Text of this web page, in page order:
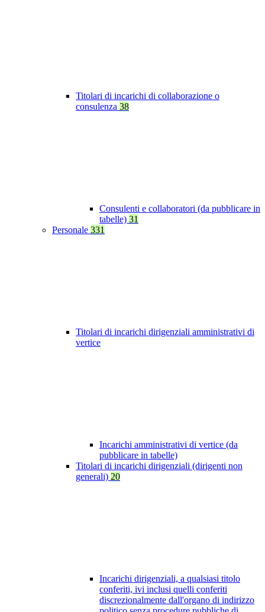
Titolari di incarichi di collaborazione o
consulenza 38
Consulenti e collaboratori (da pubblicare in
tabelle) 31
Personale 331
Titolari di incarichi dirigenziali amministrativi di
vertice
Incarichi amministrativi di vertice (da
pubblicare in tabelle)
Titolari di incarichi dirigenziali (dirigenti non
generali) 20
Incarichi dirigenziali, a qualsiasi titolo
conferiti, ivi inclusi quelli conferiti
discrezionalmente dall'organo di indirizzo